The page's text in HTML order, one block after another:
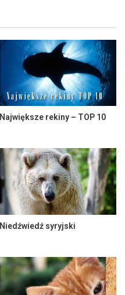
Największe rekiny – TOP 10
Niedźwiedź syryjski